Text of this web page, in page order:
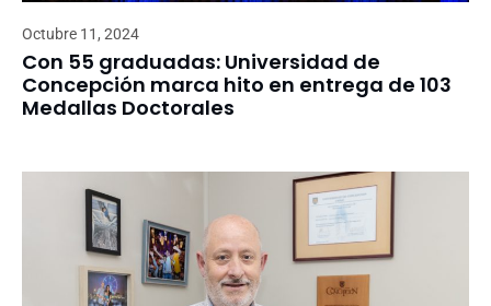
Octubre 11, 2024
Con 55 graduadas: Universidad de
Concepción marca hito en entrega de 103
Medallas Doctorales